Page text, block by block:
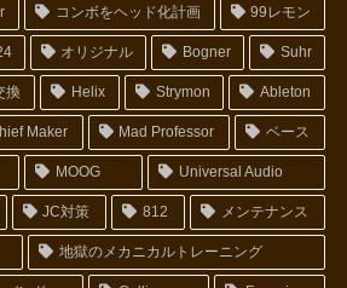
コンボをヘッド化計画 99レモン
オリジナル Bogner Suhr
換 Helix Strymon Ableton
Maker Mad Professor ベース
MOOG Universal Audio
JC対策 812 メンテナンス
地獄のメカニカルトレーニング